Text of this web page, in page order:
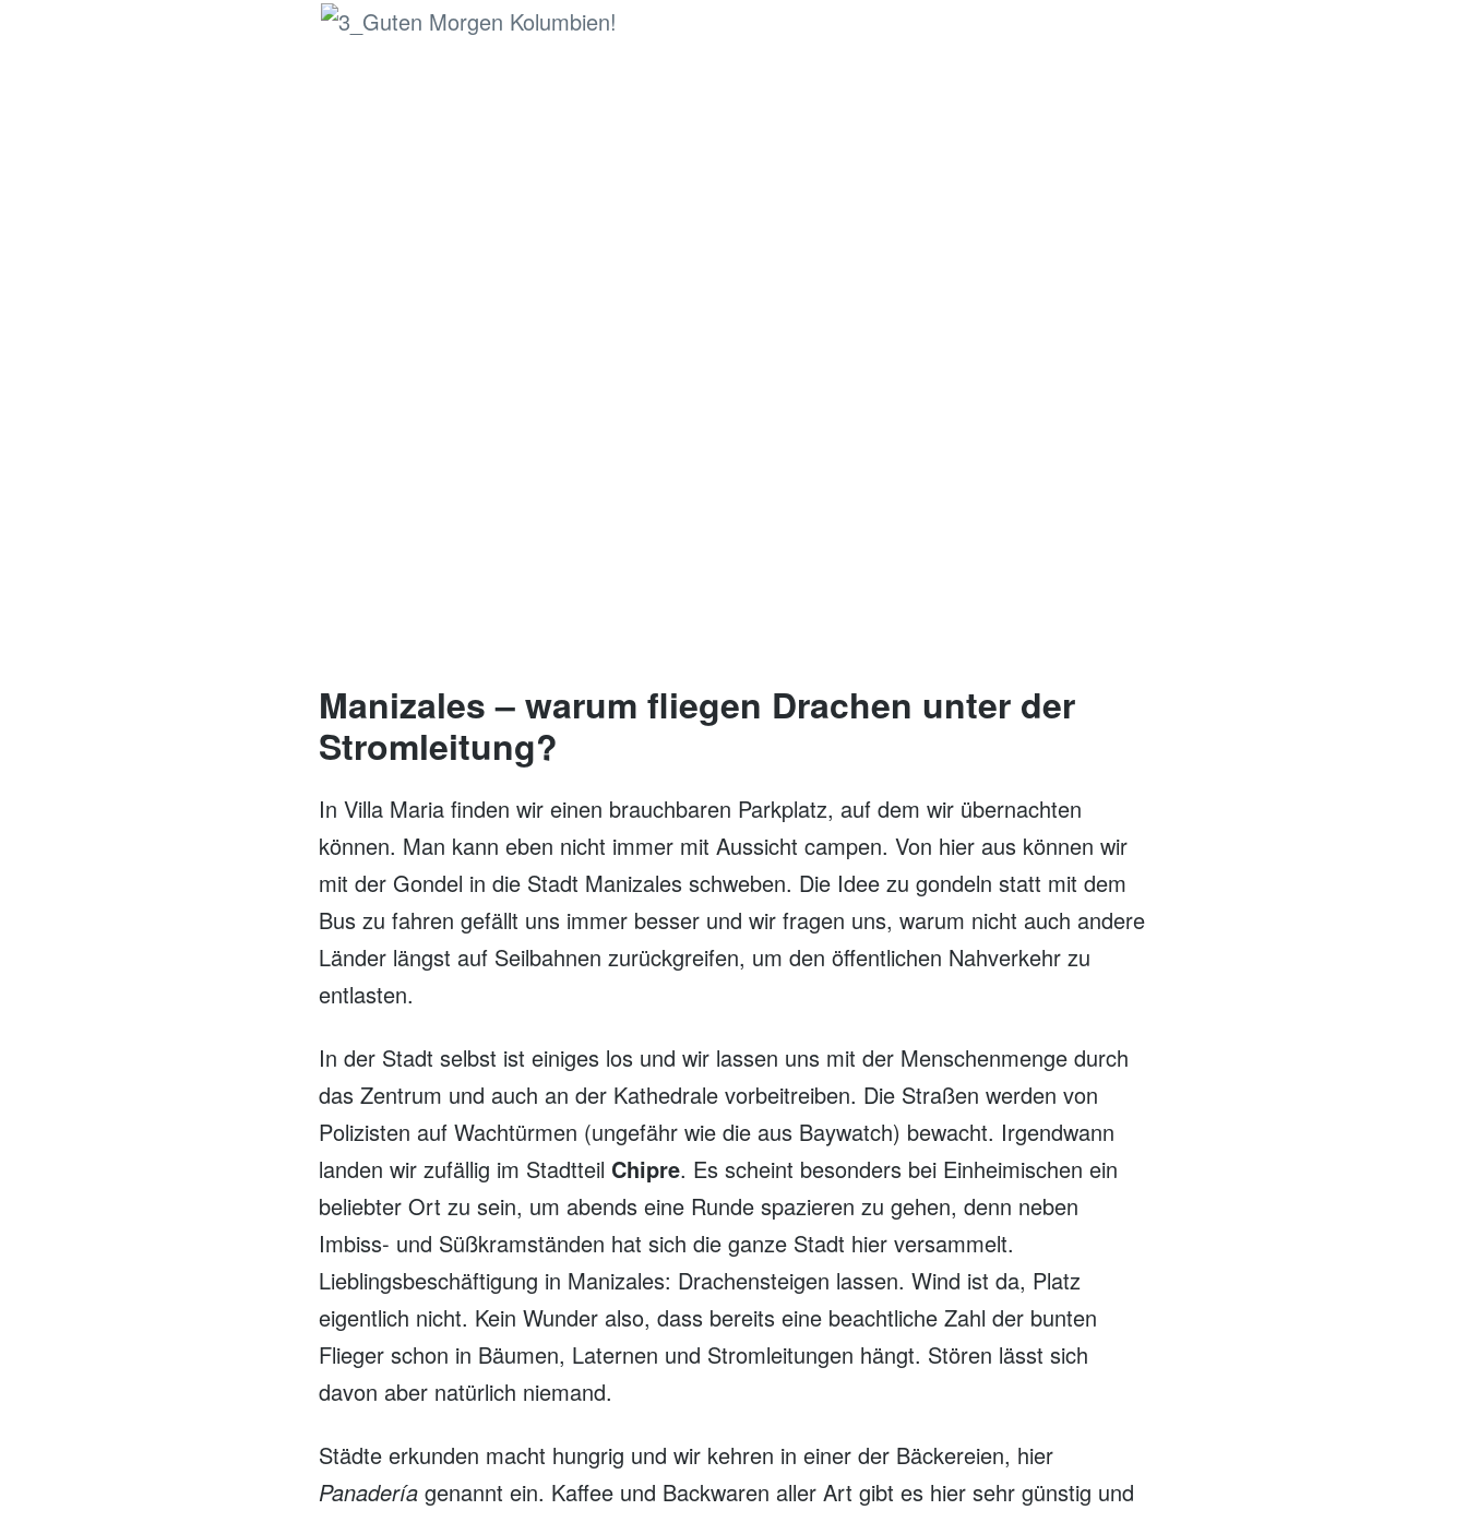
Manizales – warum fliegen Drachen unter der
Stromleitung?
In Villa Maria finden wir einen brauchbaren Parkplatz, auf dem wir übernachten
können. Man kann eben nicht immer mit Aussicht campen. Von hier aus können wir
mit der Gondel in die Stadt Manizales schweben. Die Idee zu gondeln statt mit dem
Bus zu fahren gefällt uns immer besser und wir fragen uns, warum nicht auch andere
Länder längst auf Seilbahnen zurückgreifen, um den öffentlichen Nahverkehr zu
entlasten.
In der Stadt selbst ist einiges los und wir lassen uns mit der Menschenmenge durch
das Zentrum und auch an der Kathedrale vorbeitreiben. Die Straßen werden von
Polizisten auf Wachtürmen (ungefähr wie die aus Baywatch) bewacht. Irgendwann
landen wir zufällig im Stadtteil Chipre. Es scheint besonders bei Einheimischen ein
beliebter Ort zu sein, um abends eine Runde spazieren zu gehen, denn neben
Imbiss- und Süßkramständen hat sich die ganze Stadt hier versammelt.
Lieblingsbeschäftigung in Manizales: Drachensteigen lassen. Wind ist da, Platz
eigentlich nicht. Kein Wunder also, dass bereits eine beachtliche Zahl der bunten
Flieger schon in Bäumen, Laternen und Stromleitungen hängt. Stören lässt sich
davon aber natürlich niemand.
Städte erkunden macht hungrig und wir kehren in einer der Bäckereien, hier
Panadería genannt ein. Kaffee und Backwaren aller Art gibt es hier sehr günstig und